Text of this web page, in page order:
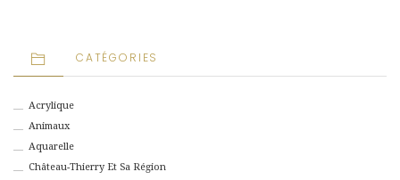
CATÉGORIES
Acrylique
Animaux
Aquarelle
Château-Thierry Et Sa Région